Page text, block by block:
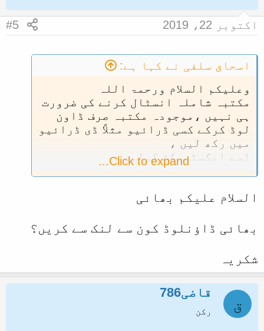
اکتوبر 22، 2019 #5
اسحاق سلفی نے کہا ہے:
وعلیکم السلام ورحمۃ اللہ
مکتبہ شاملہ انسٹال کرنے کی ضرورت
ہی نہیں ،موجودہ مکتبہ صرف ڈاون
لوڈ کرکے کسی ڈرائیو مثلاً ڈی ڈرائیو
میں رکھ لیں ،
اسے ایکسٹریکٹ کرلیں ،
اوپن ہو جائے گا ۔
Click to expand...
السلام علیکم بھائی
بھائی ڈاؤنلوڈ کون سے لنک سے کریں؟
شکریہ
ق
قاضی786
رکن